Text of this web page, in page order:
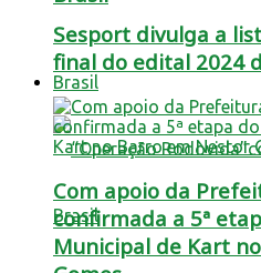
Brasil
Sesport divulga a
final do edital 2024
Com apoio da
confirmada a 5ª
Municipal de Kart